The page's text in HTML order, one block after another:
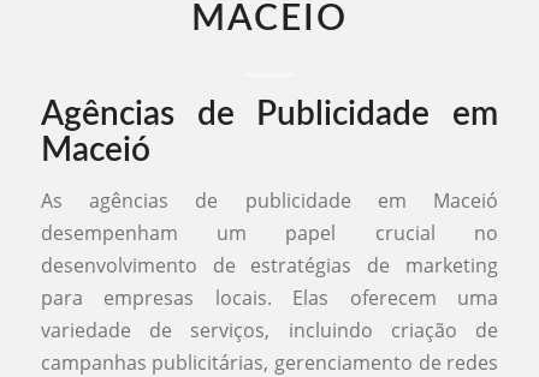
MACEIO​
Agências de Publicidade em
Maceió
As agências de publicidade em Maceió
desempenham um papel crucial no
desenvolvimento de estratégias de marketing
para empresas locais. Elas oferecem uma
variedade de serviços, incluindo criação de
campanhas publicitárias, gerenciamento de redes